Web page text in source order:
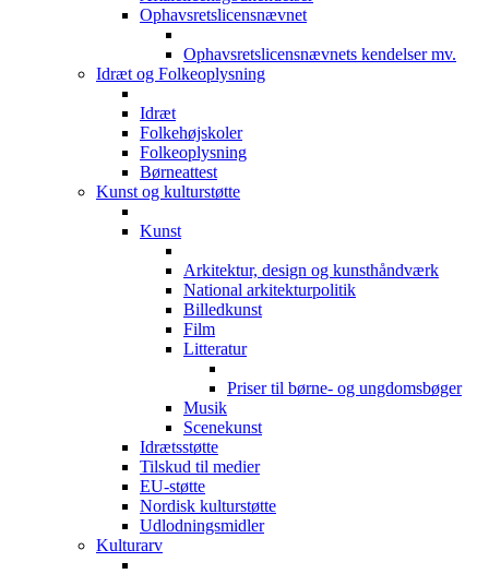
Ophavsretslicensnævnet
Ophavsretslicensnævnets kendelser mv.
Idræt og Folkeoplysning
Idræt
Folkehøjskoler
Folkeoplysning
Børneattest
Kunst og kulturstøtte
Kunst
Arkitektur, design og kunsthåndværk
National arkitekturpolitik
Billedkunst
Film
Litteratur
Priser til børne- og ungdomsbøger
Musik
Scenekunst
Idrætsstøtte
Tilskud til medier
EU-støtte
Nordisk kulturstøtte
Udlodningsmidler
Kulturarv